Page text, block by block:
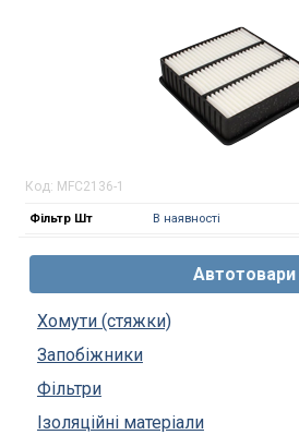
Автотовари
Хомути (стяжки)
Запобіжники
Фільтри
Ізоляційні матеріали
Код: MFC2136-1
Фільтр Шт В наявності